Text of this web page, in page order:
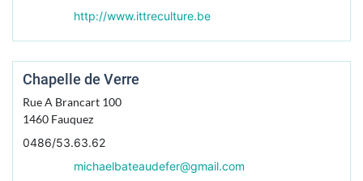
http://www.ittreculture.be
Chapelle de Verre
Rue A Brancart 100
1460 Fauquez
0486/53.63.62
michaelbateaudefer@gmail.com